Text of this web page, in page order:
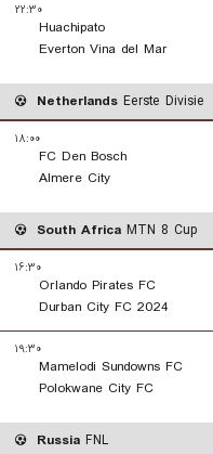
۲۲:۳۰
Huachipato
Everton Vina del Mar
Netherlands Eerste Divisie
۱۸:۰۰
FC Den Bosch
Almere City
South Africa MTN 8 Cup
۱۶:۳۰
Orlando Pirates FC
Durban City FC 2024
۱۹:۳۰
Mamelodi Sundowns FC
Polokwane City FC
Russia FNL